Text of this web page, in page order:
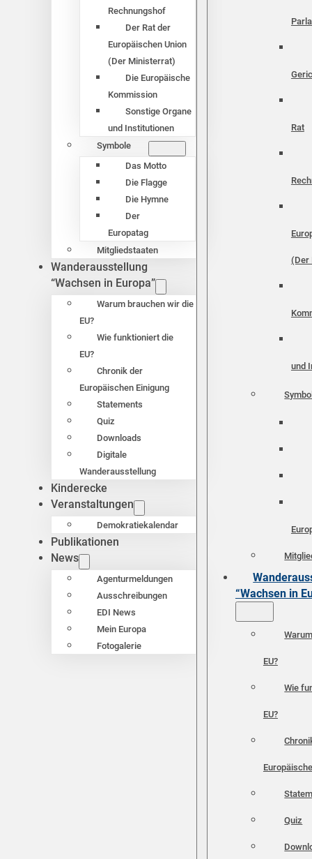
Rechnungshof
Der Rat der
Europäischen Union
(Der Ministerrat)
Die Europäische
Kommission
Sonstige Organe
und Institutionen
Symbole
Das Motto
Die Flagge
Die Hymne
Der
Europatag
Mitgliedstaaten
Wanderausstellung
“Wachsen in Europa”
Warum brauchen wir die
EU?
Wie funktioniert die
EU?
Chronik der
Europäischen Einigung
Statements
Quiz
Downloads
Digitale
Wanderausstellung
Kinderecke
Veranstaltungen
Demokratiekalendar
Publikationen
News
Agenturmeldungen
Ausschreibungen
EDI News
Mein Europa
Fotogalerie
Rat
(Der
und
“Wachsen in
EU?
Wie
EU?
Quiz